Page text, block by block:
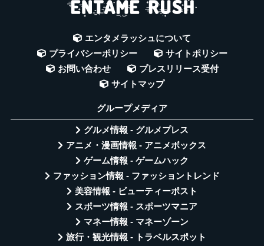
エンタメラッシュについて
プライバシーポリシー
サイトポリシー
お問い合わせ
プレスリリース受付
サイトマップ
グループメディア
グルメ情報 - グルメプレス
アニメ・漫画情報 - アニメボックス
ゲーム情報 - ゲームハック
ファッション情報 - ファッショントレンド
美容情報 - ビューティーポスト
スポーツ情報 - スポーツマニア
マネー情報 - マネーゾーン
旅行・観光情報 - トラベルスポット